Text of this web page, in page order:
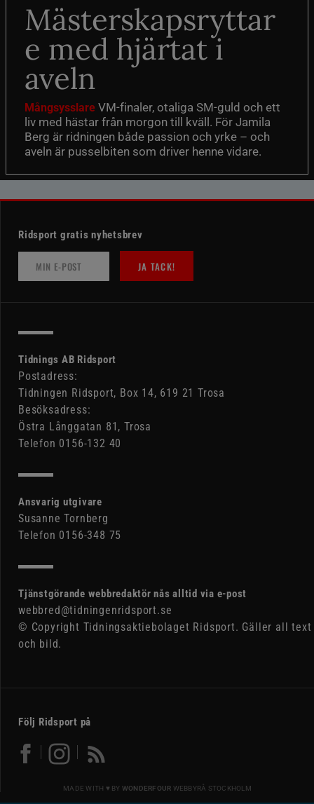
Mästerskapsryttar
e med hjärtat i
aveln
Mångsysslare VM-finaler, otaliga SM-guld och ett
liv med hästar från morgon till kväll. För Jamila
Berg är ridningen både passion och yrke – och
aveln är pusselbiten som driver henne vidare.
Ridsport gratis nyhetsbrev
JA TACK!
Tidnings AB Ridsport
Postadress:
Tidningen Ridsport, Box 14, 619 21 Trosa
Besöksadress:
Östra Långgatan 81, Trosa
Telefon 0156-132 40
Ansvarig utgivare
Susanne Tornberg
Telefon 0156-348 75
Tjänstgörande webbredaktör nås alltid via e-post
webbred@tidningenridsport.se
© Copyright Tidningsaktiebolaget Ridsport. Gäller all text
och bild.
Följ Ridsport på
MADE WITH ♥ BY WONDERFOUR WEBBYRÅ STOCKHOLM